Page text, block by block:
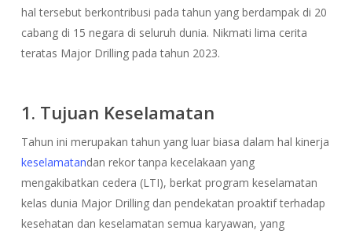
hal tersebut berkontribusi pada tahun yang berdampak di 20
cabang di 15 negara di seluruh dunia. Nikmati lima cerita
teratas Major Drilling pada tahun 2023.
1. Tujuan Keselamatan
Tahun ini merupakan tahun yang luar biasa dalam hal kinerja
keselamatandan rekor tanpa kecelakaan yang
mengakibatkan cedera (LTI), berkat program keselamatan
kelas dunia Major Drilling dan pendekatan proaktif terhadap
kesehatan dan keselamatan semua karyawan, yang